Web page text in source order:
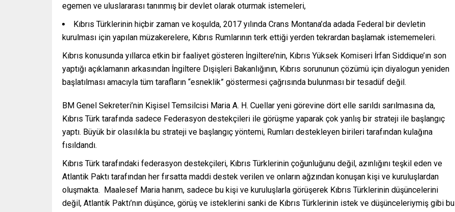
egemen ve uluslararası tanınmış bir devlet olarak oturmak istemeleri,
Kıbrıs Türklerinin hiçbir zaman ve koşulda, 2017 yılında Crans Montana’da adada Federal bir devletin
kurulması için yapılan müzakerelere, Kıbrıs Rumlarının terk ettiği yerden tekrardan başlamak istememeleri.
Kıbrıs konusunda yıllarca etkin bir faaliyet gösteren İngiltere’nin, Kıbrıs Yüksek Komiseri İrfan Siddique’ın son
yaptığı açıklamanın arkasından İngiltere Dışişleri Bakanlığının, Kıbrıs sorununun çözümü için diyalogun yeniden
başlatılması amacıyla tüm tarafların “esneklik” göstermesi çağrısında bulunması bir tesadüf değil.
BM Genel Sekreteri’nin Kişisel Temsilcisi Maria A. H. Cuellar yeni görevine dört elle sarıldı sarılmasına da,
Kıbrıs Türk tarafında sadece Federasyon destekçileri ile görüşme yaparak çok yanlış bir strateji ile başlangıç
yaptı. Büyük bir olasılıkla bu strateji ve başlangıç yöntemi, Rumları destekleyen birileri tarafından kulağına
fısıldandı.
Kıbrıs Türk tarafındaki federasyon destekçileri, Kıbrıs Türklerinin çoğunluğunu değil, azınlığını teşkil eden ve
Atlantik Paktı tarafından her fırsatta maddi destek verilen ve onların ağzından konuşan kişi ve kuruluşlardan
oluşmakta. Maalesef Maria hanım, sadece bu kişi ve kuruluşlarla görüşerek Kıbrıs Türklerinin düşüncelerini
değil, Atlantik Paktı’nın düşünce, görüş ve isteklerini sanki de Kıbrıs Türklerinin istek ve düşünceleriymiş gibi bu